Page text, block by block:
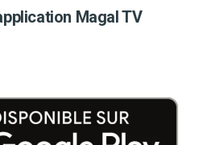
Magal TV